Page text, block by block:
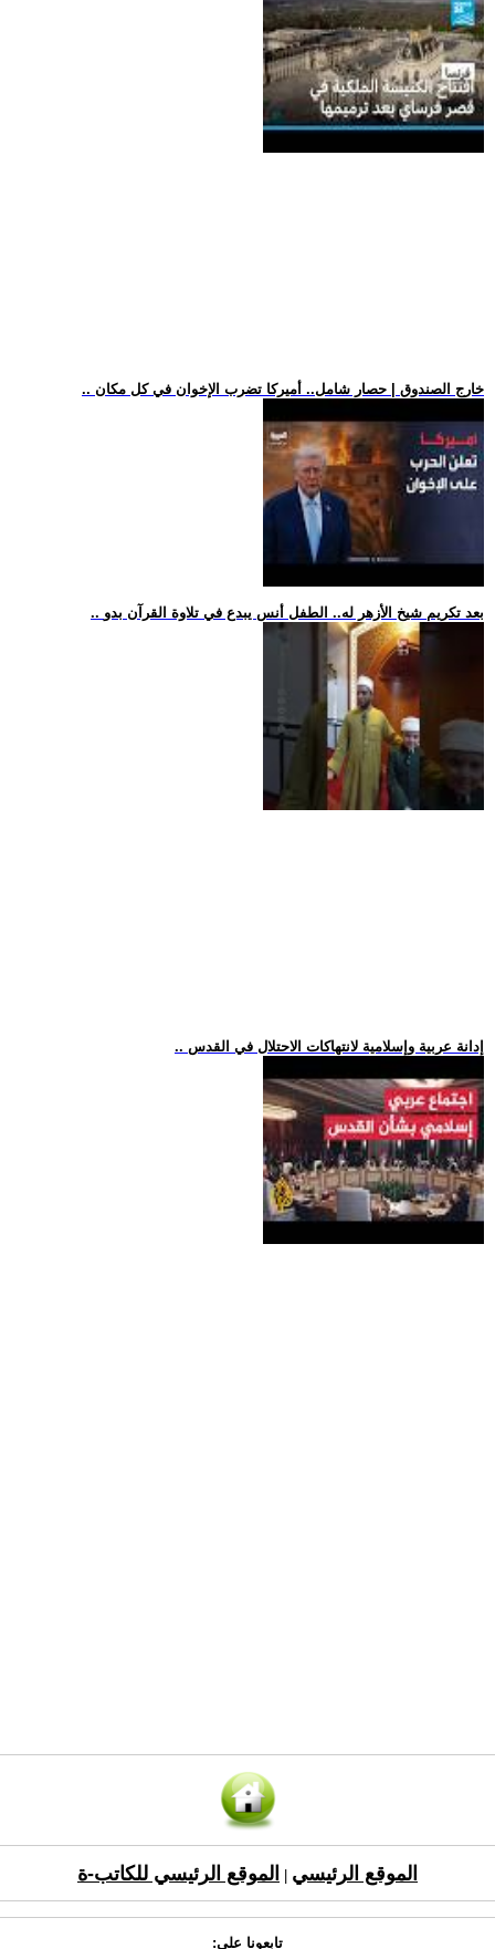
.. خارج الصندوق | حصار شامل.. أميركا تضرب الإخوان في كل مكان
.. بعد تكريم شيخ الأزهر له.. الطفل أنس يبدع في تلاوة القرآن بدو
.. إدانة عربية وإسلامية لانتهاكات الاحتلال في القدس
الموقع الرئيسي الموقع الرئيسي للكاتب-ة
تابعونا على: